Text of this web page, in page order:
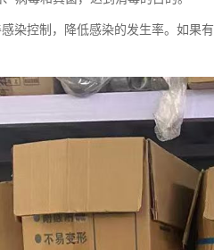
染控制，降低感染的发生率。如果